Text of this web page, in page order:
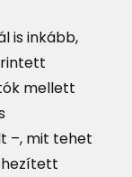
is inkább,
mellett
–, mit tehet